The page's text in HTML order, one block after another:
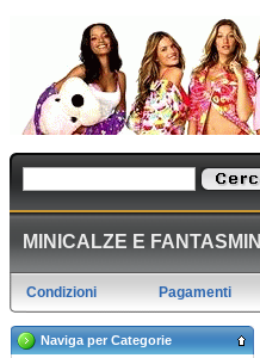
MINICALZE E FANTASMINI
Condizioni Pagamenti
Naviga per Categorie